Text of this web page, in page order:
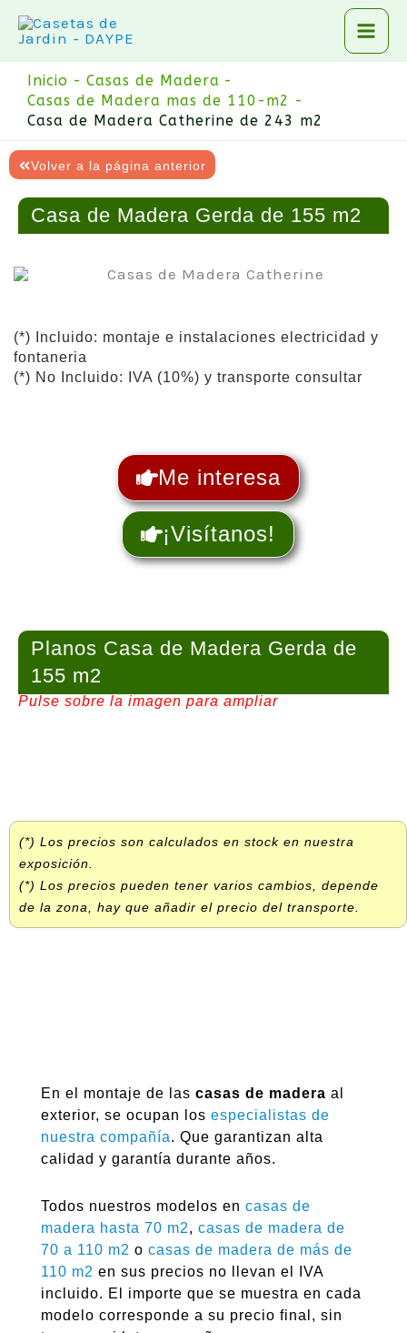
contenido
Inicio
Casas de Madera
Casas de Madera mas de 110-m2
Casa de Madera Catherine de 243 m2
Volver a la página anterior
Casa de Madera Gerda de 155 m2
(*) Incluido: montaje e instalaciones electricidad y
fontaneria
(*) No Incluido: IVA (10%) y transporte consultar
Me interesa
¡Visítanos!
Planos Casa de Madera Gerda de
155 m2
Pulse sobre la imagen para ampliar
(*) Los precios son calculados en stock en nuestra
exposición.
(*) Los precios pueden tener varios cambios, depende
de la zona, hay que añadir el precio del transporte.
En el montaje de las casas de madera al
exterior, se ocupan los especialistas de
nuestra compañía. Que garantizan alta
calidad y garantía durante años.
Todos nuestros modelos en casas de
madera hasta 70 m2, casas de madera de
70 a 110 m2 o casas de madera de más de
110 m2 en sus precios no llevan el IVA
incluido. El importe que se muestra en cada
modelo corresponde a su precio final, sin